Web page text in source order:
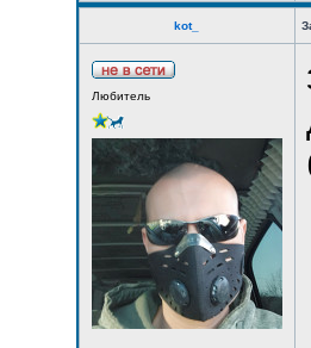
kot_
Любитель